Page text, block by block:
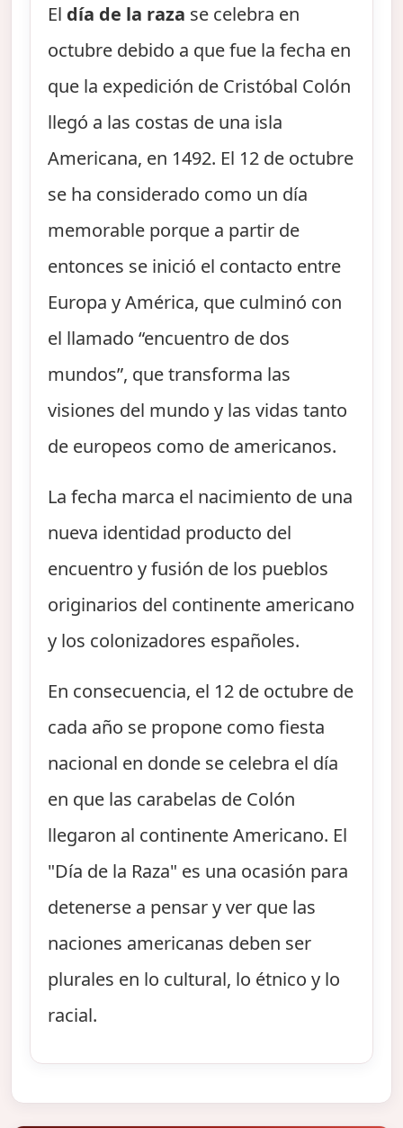
El día de la raza se celebra en
octubre debido a que fue la fecha en
que la expedición de Cristóbal Colón
llegó a las costas de una isla
Americana, en 1492. El 12 de octubre
se ha considerado como un día
memorable porque a partir de
entonces se inició el contacto entre
Europa y América, que culminó con
el llamado “encuentro de dos
mundos”, que transforma las
visiones del mundo y las vidas tanto
de europeos como de americanos.
La fecha marca el nacimiento de una
nueva identidad producto del
encuentro y fusión de los pueblos
originarios del continente americano
y los colonizadores españoles.
En consecuencia, el 12 de octubre de
cada año se propone como fiesta
nacional en donde se celebra el día
en que las carabelas de Colón
llegaron al continente Americano. El
"Día de la Raza" es una ocasión para
detenerse a pensar y ver que las
naciones americanas deben ser
plurales en lo cultural, lo étnico y lo
racial.